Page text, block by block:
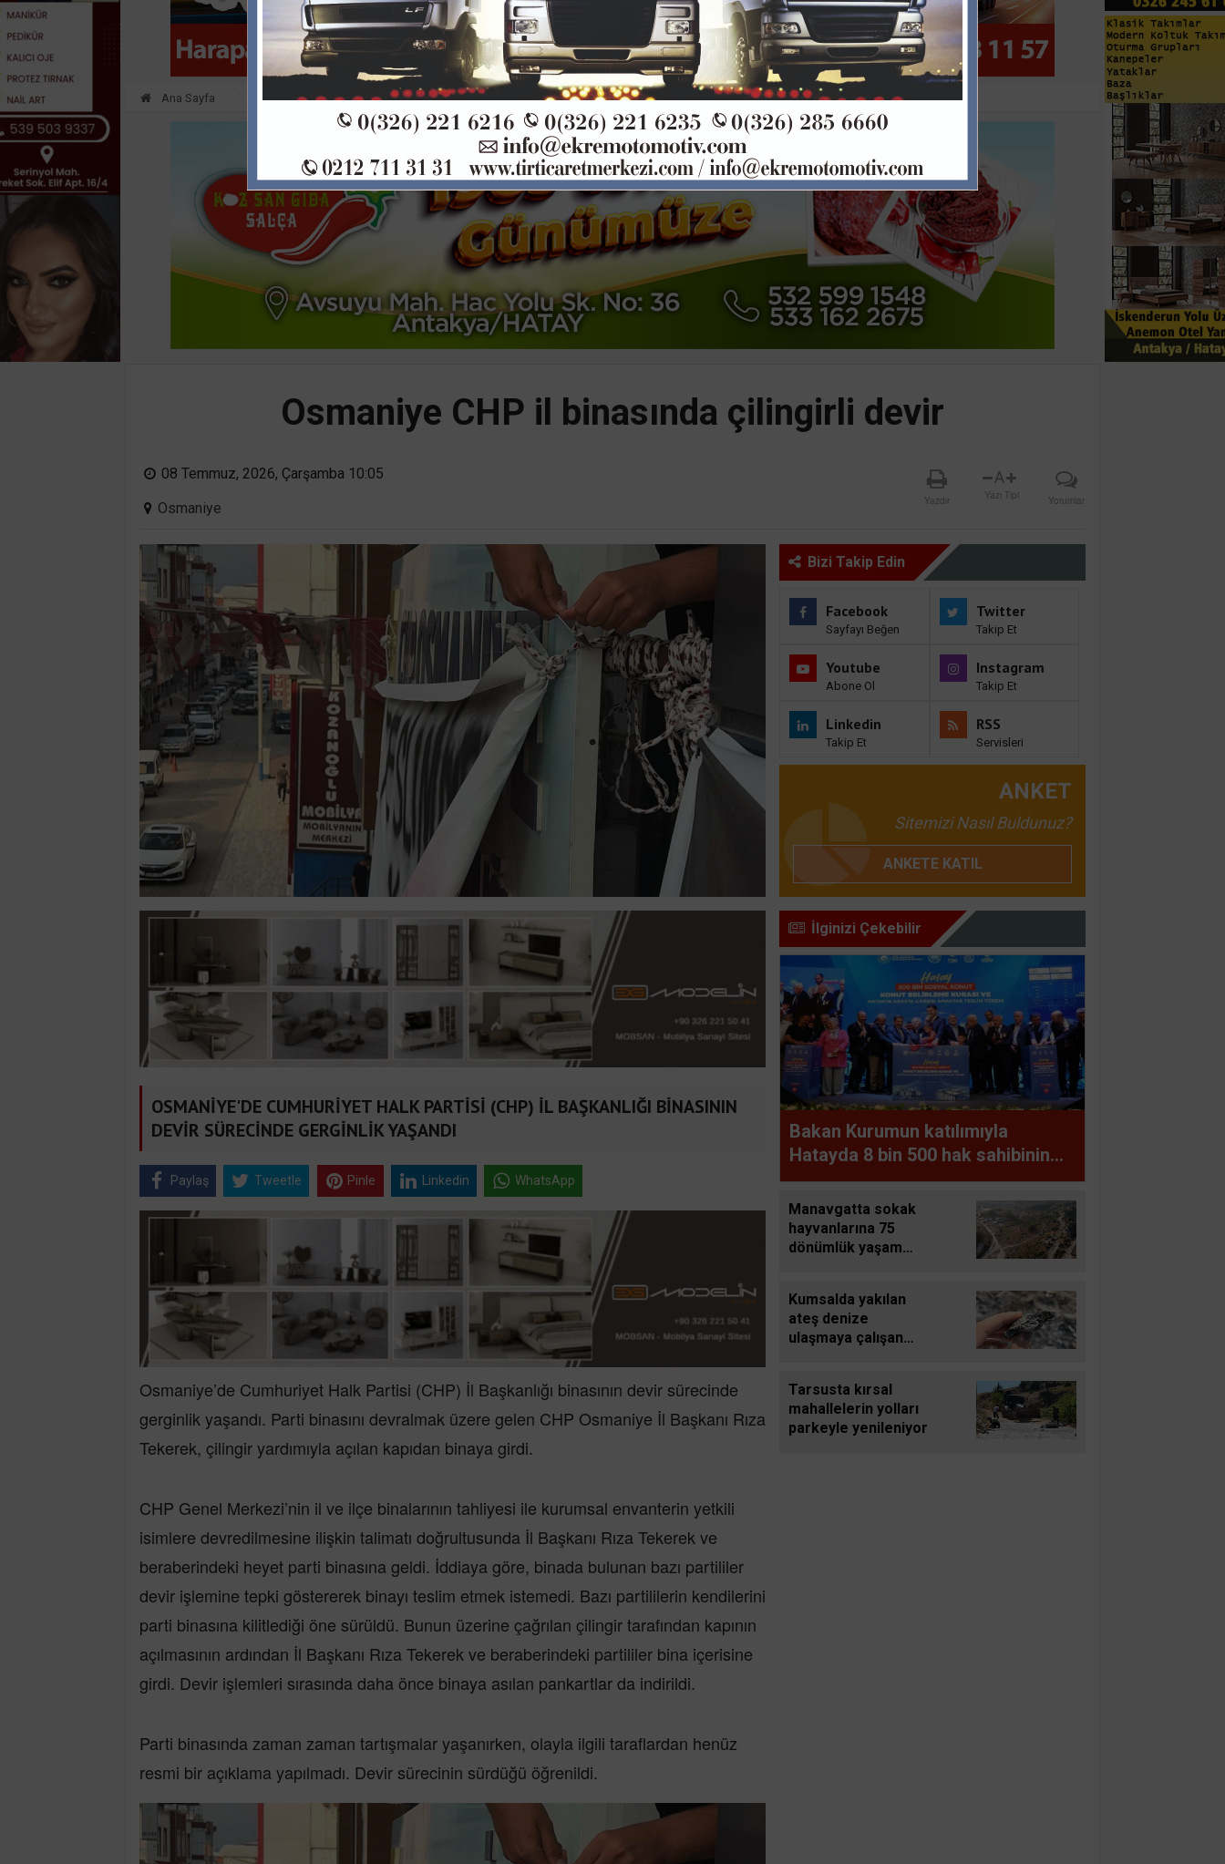
Ana Sayfa GÜNDEM
Osmaniye CHP il binasında çilingirli devir
08 Temmuz, 2026, Çarşamba 10:05
Osmaniye
Yazdır
A
Yazı Tipi Yorumlar
OSMANİYE'DE CUMHURİYET HALK PARTİSİ (CHP) İL BAŞKANLIĞI BİNASININ
DEVİR SÜRECİNDE GERGİNLİK YAŞANDI
Paylaş Tweetle Pinle Linkedin WhatsApp
Osmaniye’de Cumhuriyet Halk Partisi (CHP) İl Başkanlığı binasının devir sürecinde
gerginlik yaşandı. Parti binasını devralmak üzere gelen CHP Osmaniye İl Başkanı Rıza
Tekerek, çilingir yardımıyla açılan kapıdan binaya girdi.
CHP Genel Merkezi’nin il ve ilçe binalarının tahliyesi ile kurumsal envanterin yetkili
isimlere devredilmesine ilişkin talimatı doğrultusunda İl Başkanı Rıza Tekerek ve
beraberindeki heyet parti binasına geldi. İddiaya göre, binada bulunan bazı partililer
devir işlemine tepki göstererek binayı teslim etmek istemedi. Bazı partililerin kendilerini
parti binasına kilitlediği öne sürüldü. Bunun üzerine çağrılan çilingir tarafından kapının
açılmasının ardından İl Başkanı Rıza Tekerek ve beraberindeki partililer bina içerisine
girdi. Devir işlemleri sırasında daha önce binaya asılan pankartlar da indirildi.
Parti binasında zaman zaman tartışmalar yaşanırken, olayla ilgili taraflardan henüz
resmi bir açıklama yapılmadı. Devir sürecinin sürdüğü öğrenildi.
Bizi Takip Edin
Facebook
Sayfayı Beğen
Twitter
Takip Et
Youtube
Abone Ol
Instagram
Takip Et
Linkedin
Takip Et
RSS
Servisleri
ANKET
Sitemizi Nasıl Buldunuz?
ANKETE KATIL
İlginizi Çekebilir
Bakan Kurumun katılımıyla
Hatayda 8 bin 500 hak sahibinin
konutu belirlendi
Manavgatta sokak
hayvanlarına 75
dönümlük yaşam
Kumsalda yakılan
ateş denize
ulaşmaya çalışan
Tarsusta kırsal
mahallelerin yolları
parkeyle yenileniyor